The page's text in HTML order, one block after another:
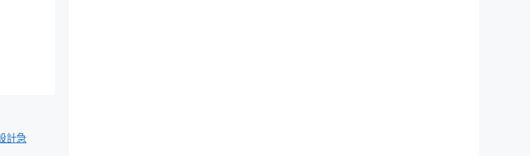
計急